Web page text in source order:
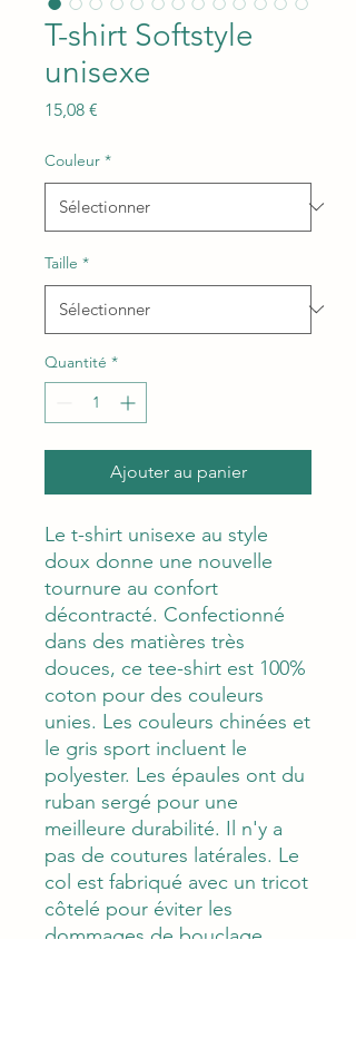
T-shirt Softstyle
unisexe
15,08 €
Couleur *
Taille *
Quantité *
Ajouter au panier
Le t-shirt unisexe au style
doux donne une nouvelle
tournure au confort
décontracté. Confectionné
dans des matières très
douces, ce tee-shirt est 100%
coton pour des couleurs
unies. Les couleurs chinées et
le gris sport incluent le
polyester. Les épaules ont du
ruban sergé pour une
meilleure durabilité. Il n'y a
pas de coutures latérales. Le
col est fabriqué avec un tricot
côtelé pour éviter les
dommages de bouclage.